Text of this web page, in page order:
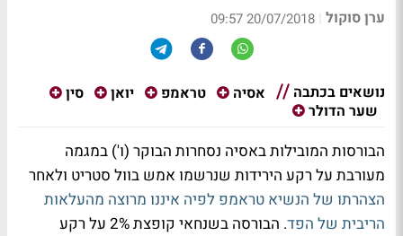
ערן סוקול |
20/07/2018 09:57
נושאים בכתבה אסיה טראמפ יואן
סין
שער הדולר
הבורסות המובילות באסיה נסחרות הבוקר (ו') במגמה
מעורבת על רקע הירידות שנרשמו אמש בוול סטריט ולאחר
הצהרתו של הנשיא טראמפ לפיה איננו מרוצה מהעלאות
הריבית של הפד
. הבורסה בשנחאי קופצת 2% על רקע